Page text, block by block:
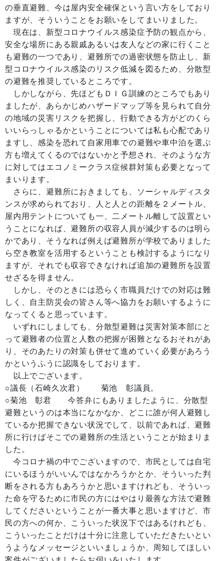
の垂直避難、今は屋内安全確保という言い方をしており
ますが、そういうことをお願いをしてまいりました。
現在は、新型コロナウイルス感染症予防の観点から、
安全な場所にある親戚あるいは友人などの家に行くこと
も避難の一つであり、避難所での過密状態を防止し、新
型コロナウイルス感染のリスク低減を図るため、分散型
の避難を推奨しているところです。
しかしながら、先ほどもＤＩＧ訓練のところでもあり
ましたが、あらかじめハザードマップ等を見られて自分
の地域の災害リスクを把握し、行動できる方がどのくら
いいらっしゃるかということについては私も心配であり
ますし、感染を恐れて自家用車での避難や車中泊を選ぶ
方も増えてくるのではないかと予想され、そのような方
に対してはエコノミークラス症候群対策も必要となって
まいります。
さらに、避難所におきましても、ソーシャルディスタ
ンスが求められており、人と人との距離を２メートル、
屋内用テントについても一、二メートル離して設置とい
うことになれば、避難所の収容人員が減少するのは明ら
かであり、そうなれば例えば避難所が学校でありました
ら空き教室を活用するということも検討するようになり
ますが、それでも収容できなければ追加の避難所を設置
せざるを得ません。
しかし、そのときには恐らく市職員だけでの対応は難
しく、自主防災会の皆さん等へ協力をお願いするように
なってくると思っています。
いずれにしましても、分散型避難は災害対策本部にと
って避難者の位置と人数の把握が困難となるおそれがあ
り、そのあたりの対策も併せて進めていく必要があろう
かというふうに認識をしております。
以上でございます。
○議長（石崎久次君） 菊池 彰議員。
○菊池 彰君 今答弁にもありましたように、分散型
避難というのは本当になかなか、どこに誰が何人避難し
ているか把握できない状況でして、以前であれば、避難
所に行けばそこでの避難所の生活ということが始まりま
した。
今コロナ禍の中でございますので、市民としては自宅
にいるほうがいいんではなかろうかとか、そういった判
断をされる方もあろうかと思いますけれども、そういっ
た命を守るために市民の方にはやはり最善な方法で避難
してくださいということが一番大事と思いますけど、市
民の方への何か、こういった状況下ではあるけれども、
こういったことだけは十分に注意していただきたいとい
うようなメッセージといいましょうか、周知してほしい